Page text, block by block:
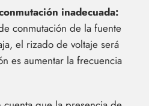
inadecuada:
conmutación de la fuente
el rizado de voltaje será
es aumentar la frecuencia